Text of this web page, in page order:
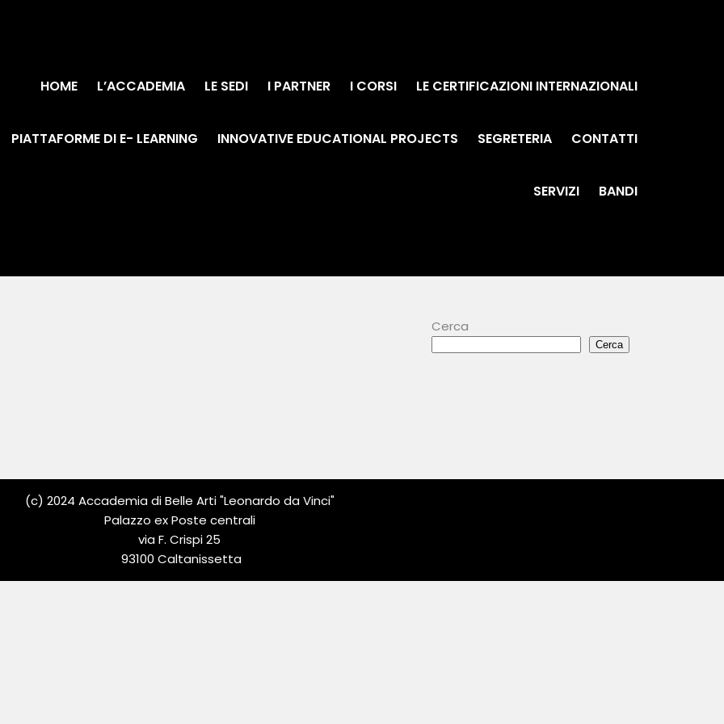
HOME L’ACCADEMIA LE SEDI I PARTNER I CORSI LE CERTIFICAZIONI INTERNAZIONALI
PIATTAFORME DI E- LEARNING INNOVATIVE EDUCATIONAL PROJECTS SEGRETERIA CONTATTI
SERVIZI BANDI
Cerca
Cerca